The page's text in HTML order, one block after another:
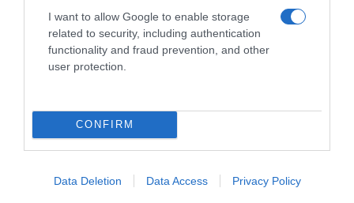
I want to allow Google to enable storage
related to security, including authentication
functionality and fraud prevention, and other
user protection.
CONFIRM
Data Deletion Data Access Privacy Policy
μπορεί να μείνει στο σκοτάδι ενός αρχείου»